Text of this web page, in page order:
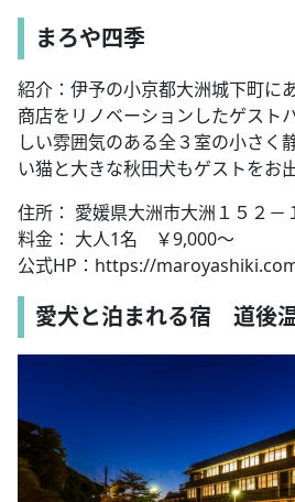
まろや四季
紹介：伊予の小京都大洲城下町に
商店をリノベーションしたゲスト
しい雰囲気のある全３室の小さく
い猫と大きな秋田犬もゲストをお
住所： 愛媛県大洲市大洲１５２－
料金： 大人1名 ￥9,000～
公式HP：https://
愛犬と泊まれる宿 道後